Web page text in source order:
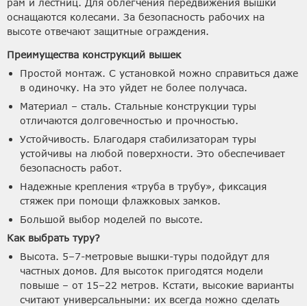
рам и лестниц. Для облегчения передвижения вышки
оснащаются колесами. За безопасность рабочих на
высоте отвечают защитные ограждения.
Преимущества конструкций вышек
Простой монтаж. С установкой можно справиться даже
в одиночку. На это уйдет не более получаса.
Материал – сталь. Стальные конструкции туры
отличаются долговечностью и прочностью.
Устойчивость. Благодаря стабилизаторам туры
устойчивы на любой поверхности. Это обеспечивает
безопасность работ.
Надежные крепления «труба в трубу», фиксация
стяжек при помощи флажковых замков.
Большой выбор моделей по высоте.
Как выбрать туру?
Высота. 5–7-метровые вышки-туры подойдут для
частных домов. Для высоток пригодятся модели
повыше – от 15–22 метров. Кстати, высокие варианты
считают универсальными: их всегда можно сделать